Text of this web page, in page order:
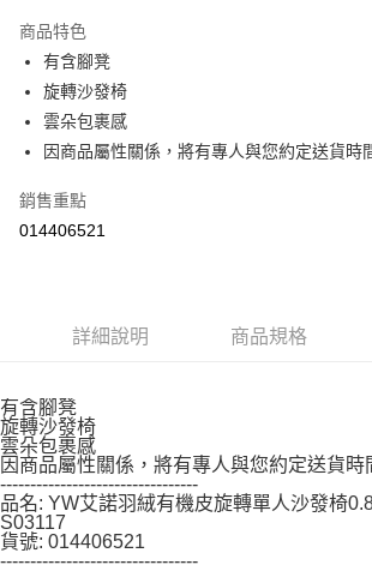
３．收到繳費通知簡訊後14天內，點擊此簡訊中的連
ATM／網路銀行／等多元方式進行付款，方視為交易完
購買商品的店家。未經商家同意取消之訂單仍視為有
後付繳納相關費用。
※ 交易是否成功請以「AFTEE先享後付 」之結帳頁面
是否繳費成功／繳費後需取消欲退款等相關疑問，請
【注意事項】
https://aftee.tw/terms/#terms3
任。
４．使用「AFTEE先享後付」時，將依據個別帳號之
時審查核予不同之上限額度；若仍有額度不足之情形
請求用戶進行身份認證。
５．嚴禁一人註冊多個帳號或使用他人資訊註冊。若
恩沛科技股份有限公司將有權停止該用戶之使用額度
商品特色
有含腳凳
旋轉沙發椅
雲朵包裹感
因商品屬性關係，將有專人與您約定送貨時
銷售重點
014406521
詳細說明 商品規格
有含腳凳
旋轉沙發椅
雲朵包裹感
因商品屬性關係，將有專人與您約定送貨時
---------------------------------
品名: YW艾諾羽絨有機皮旋轉單人沙發椅
S03117
貨號: 014406521
---------------------------------